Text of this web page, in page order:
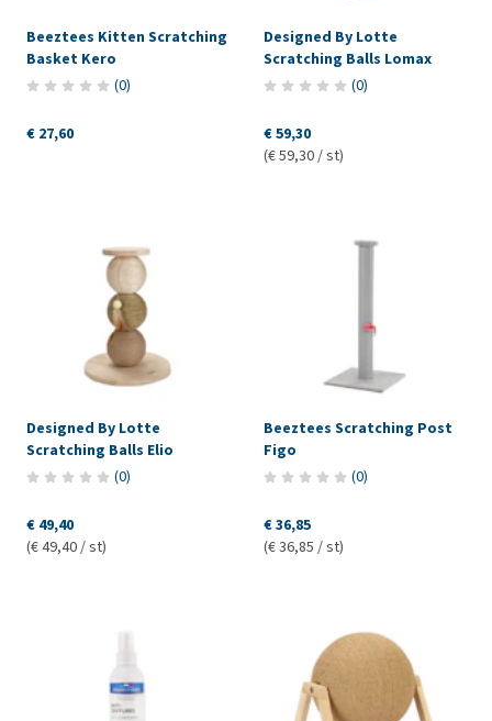
Beeztees Kitten Scratching
Basket Kero
(0)
€ 27,60
Designed By Lotte
Scratching Balls Lomax
(0)
€ 59,30
(€ 59,30 / st)
Designed By Lotte
Scratching Balls Elio
(0)
€ 49,40
(€ 49,40 / st)
Beeztees Scratching Post
Figo
(0)
€ 36,85
(€ 36,85 / st)